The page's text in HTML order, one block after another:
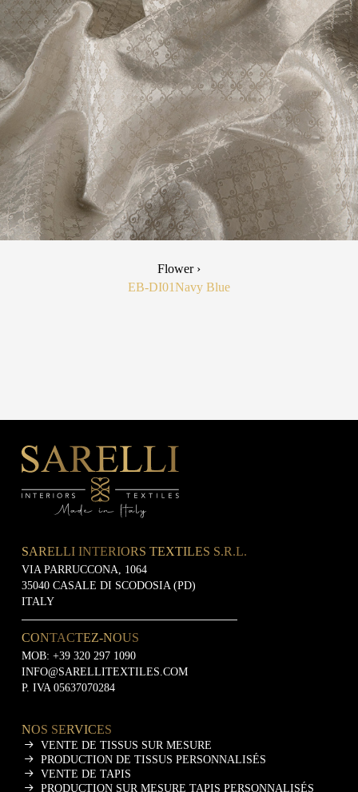
Flower ›
EB-DI01Navy Blue
SARELLI INTERIORS TEXTILES S.R.L.
VIA PARRUCCONA, 1064
35040 CASALE DI SCODOSIA (PD)
ITALY
CONTACTEZ-NOUS
MOB: +39 320 297 1090
INFO@SARELLITEXTILES.COM
P. IVA 05637070284
NOS SERVICES
VENTE DE TISSUS SUR MESURE
PRODUCTION DE TISSUS PERSONNALISÉS
VENTE DE TAPIS
PRODUCTION SUR MESURE TAPIS PERSONNALISÉS